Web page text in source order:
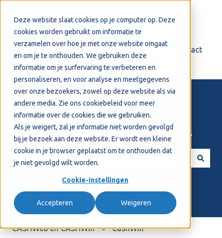
Deze website slaat cookies op je computer op. Deze
cookies worden gebruikt om informatie te
verzamelen over hoe je met onze website omgaat
en om je te onthouden. We gebruiken deze
informatie om je surfervaring te verbeteren en
personaliseren, en voor analyse en meetgegevens
over onze bezoekers, zowel op deze website als via
andere media. Zie ons cookiebeleid voor meer
informatie over de cookies die we gebruiken.
Als je weigert, zal je informatie niet worden gevolgd
bij je bezoek aan deze website. Er wordt een kleine
cookie in je browser geplaatst om te onthouden dat
je niet gevolgd wilt worden.
Cookie-instellingen
Accepteren Weigeren
Support Contact
Welkom! Hoe kunnen we je helpen?
CASHWeb en CASHWin CashWin